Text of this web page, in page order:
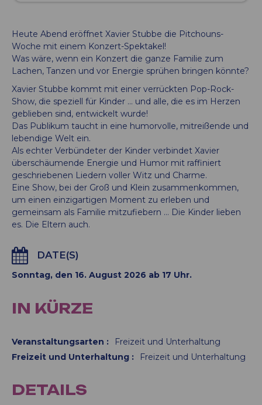
Heute Abend eröffnet Xavier Stubbe die Pitchouns-
Woche mit einem Konzert-Spektakel!
Was wäre, wenn ein Konzert die ganze Familie zum
Lachen, Tanzen und vor Energie sprühen bringen könnte?
Xavier Stubbe kommt mit einer verrückten Pop-Rock-
Show, die speziell für Kinder … und alle, die es im Herzen
geblieben sind, entwickelt wurde!
Das Publikum taucht in eine humorvolle, mitreißende und
lebendige Welt ein.
Als echter Verbündeter der Kinder verbindet Xavier
überschäumende Energie und Humor mit raffiniert
geschriebenen Liedern voller Witz und Charme.
Eine Show, bei der Groß und Klein zusammenkommen,
um einen einzigartigen Moment zu erleben und
gemeinsam als Familie mitzufiebern … Die Kinder lieben
es. Die Eltern auch.
DATE(S)
Sonntag, den 16. August 2026 ab 17 Uhr.
IN KÜRZE
Veranstaltungsarten :
Freizeit und Unterhaltung
Freizeit und Unterhaltung : Freizeit und Unterhaltung
DETAILS